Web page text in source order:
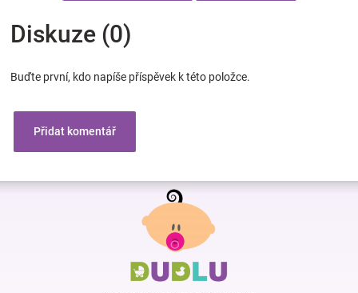
Diskuze (0)
Buďte první, kdo napíše příspěvek k této položce.
Přidat komentář
Z